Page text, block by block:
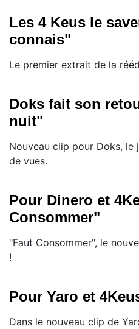
Les 4 Keus le
connais"
Le premier extrait de la
Doks fait son
nuit"
Nouveau clip pour Doks, le
de vues.
Pour Dinero et
Consommer"
"Faut Consommer", le
!
Pour Yaro et
Dans le nouveau clip de